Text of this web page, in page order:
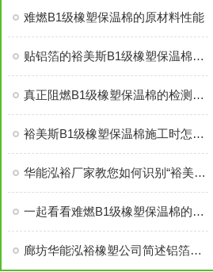
难燃B1级橡塑保温棉的原材料性能
贴铝箔的裕美斯B1级橡塑保温棉优点技术指标
真正阻燃B1级橡塑保温棉的检测标准及技术指标
裕美斯B1级橡塑保温棉施工时怎样选配及体积计算方法
华能泓裕厂家教您如何识别“裕美斯”牌B1级橡塑保温棉产品
一起看看难燃B1级橡塑保温棉的原材料性能
廊坊华能泓裕橡塑公司简述铝箔橡塑保温棉主要分类及性能优点